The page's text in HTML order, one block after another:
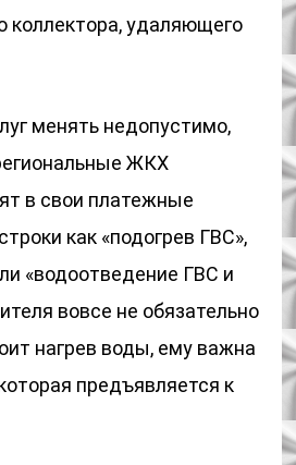
коллектора, удаляющего
менять недопустимо,
ЖКХ
в свои платежные
как «подогрев ГВС»,
«водоотведение ГВС и
вовсе не обязательно
нагрев воды, ему важна
предъявляется к